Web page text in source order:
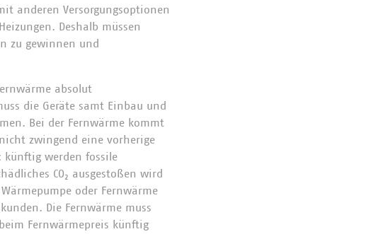
anderen Versorgungsoptionen
Deshalb müssen
zu gewinnen und
absolut
die Geräte samt Einbau und
Bei der Fernwärme kommt
zwingend eine vorherige
künftig werden fossile
CO₂ ausgestoßen wird
oder Fernwärme
Die Fernwärme muss
Fernwärmepreis künftig